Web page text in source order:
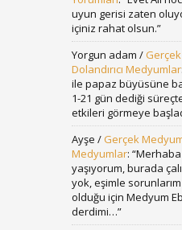
uyun gerisi zaten
içiniz rahat olsun.”
Yorgun adam /
Dolandırıcı Medyumlar
ile papaz büyüsüne
1-21 gün dediği
etkileri görmeye
Ayşe / Gerçek
Medyumlar: “Merhaba
yaşıyorum, burada
yok, eşimle
olduğu için Medyum
derdimi…”